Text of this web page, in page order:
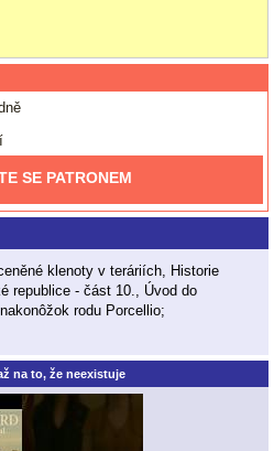
SE PATRONEM
klenoty v teráriích, Historie
republice - část 10., Úvod do
rodu Porcellio;
na to, že neexistuje